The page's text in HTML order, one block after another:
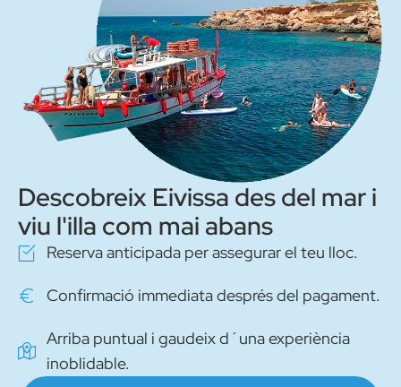
Descobreix Eivissa des del mar i
viu l'illa com mai abans
Reserva anticipada per assegurar el teu lloc.
Confirmació immediata després del pagament.
Arriba puntual i gaudeix d´una experiència
inoblidable.